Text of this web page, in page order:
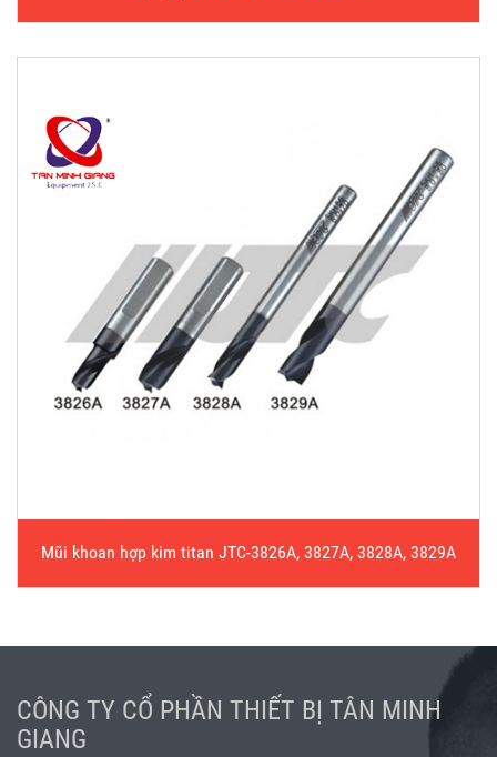
Mũi khoan hợp kim titan JTC-3826A, 3827A, 3828A, 3829A
CÔNG TY CỔ PHẦN THIẾT BỊ TÂN MINH
GIANG